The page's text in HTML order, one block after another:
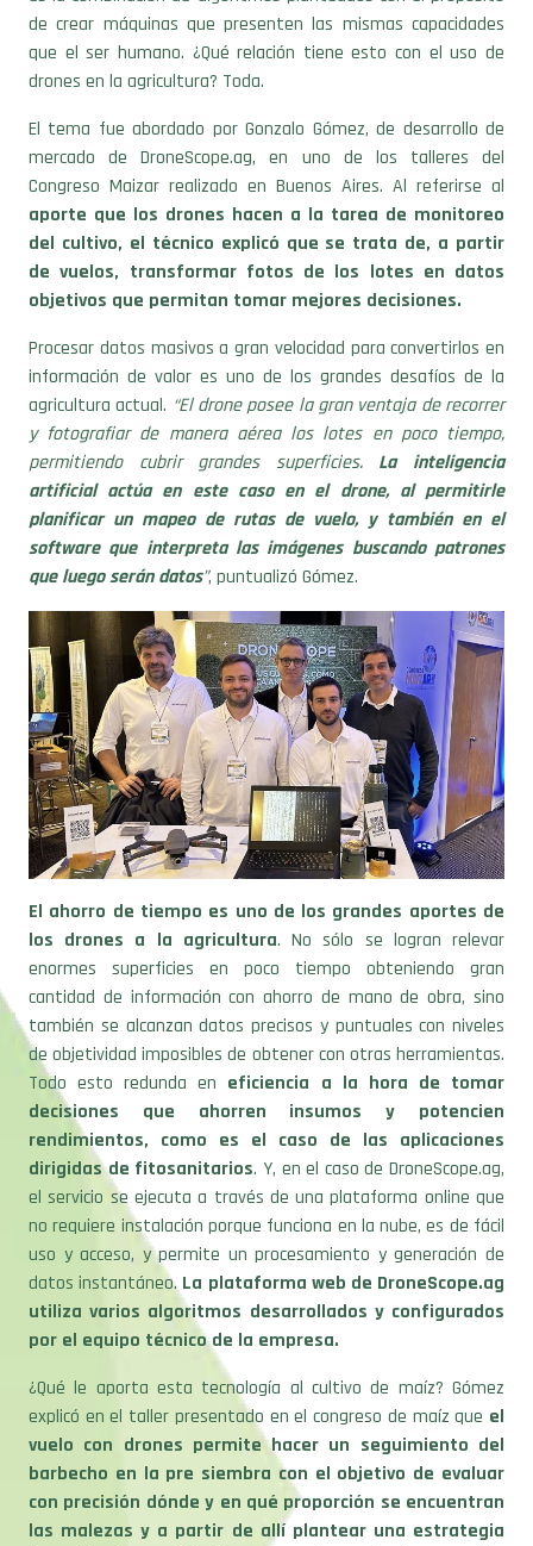
que el ser humano. ¿Qué relación tiene esto con el uso de
drones en la agricultura? Toda.
El tema fue abordado por Gonzalo Gómez, de desarrollo de
mercado de DroneScope.ag, en uno de los talleres del
Congreso Maizar realizado en Buenos Aires. Al referirse al
aporte que los drones hacen a la tarea de monitoreo
del cultivo, el técnico explicó que se trata de, a partir
de vuelos, transformar fotos de los lotes en datos
objetivos que permitan tomar mejores decisiones.
Procesar datos masivos a gran velocidad para convertirlos en
información de valor es uno de los grandes desafíos de la
agricultura actual.“El drone posee la gran ventaja de recorrer
y fotografiar de manera aérea los lotes en poco tiempo,
permitiendo cubrir grandes superficies.La inteligencia
artificial actúa en este caso en el drone, al permitirle
planificar un mapeo de rutas de vuelo, y también en el
software que interpreta las imágenes buscando patrones
que luego serán datos”, puntualizó Gómez.
El ahorro de tiempo es uno de los grandes aportes de
los drones a la agricultura. No sólo se logran relevar
enormes superficies en poco tiempo obteniendo gran
cantidad de información con ahorro de mano de obra, sino
también se alcanzan datos precisos y puntuales con niveles
de objetividad imposibles de obtener con otras herramientas.
Todo esto redunda en eficiencia a la hora de tomar
decisiones que ahorren insumos y potencien
rendimientos, como es el caso de las aplicaciones
dirigidas de fitosanitarios. Y, en el caso de DroneScope.ag,
el servicio se ejecuta a través de una plataforma online que
no requiere instalación porque funciona en la nube, es de fácil
uso y acceso, y permite un procesamiento y generación de
datos instantáneo.La plataforma web de DroneScope.ag
utiliza varios algoritmos desarrollados y configurados
por el equipo técnico de la empresa.
¿Qué le aporta esta tecnología al cultivo de maíz? Gómez
explicó en el taller presentado en el congreso de maíz queel
vuelo con drones permite hacer un seguimiento del
barbecho en la pre siembra con el objetivo de evaluar
con precisión dónde y en qué proporción se encuentran
las malezas y a partir de allí plantear una estrategia
de aplicaciones dirigidas.Luego de sembrado, es posible